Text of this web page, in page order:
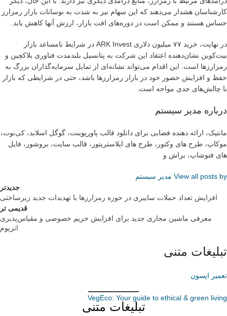
کارشناسان هشدار می‌دهند که این سهام نیز به شدت به نوسانات بازار رمزارز
حساس هستند و ممکن است در دوره‌های افت بازار، ارزش آنها کاهش یابد.
در نهایت، خرید ۷۷ میلیون دلاری ARK Invest در شرایط نامساعد بازار
بیت‌کوین نشان‌دهنده اعتقاد این شرکت به پتانسیل بلندمدت فناوری بلاکچین و
رمزارزها است. این اقدام می‌تواند نشانه‌ای از تمایل سرمایه‌گذاران بزرگ به
حفظ و افزایش حضور خود در بازار رمزارزها باشد، حتی در شرایطی که بازار
با چالش‌های جدی مواجه است.
درباره مدیر سیستم
مانتیک، ارائه دهنده فضایی برای دانلود قالب پاورپوینت، گوگل اسلاید، کی‌نوت،
موکاپ، طرح های وکتور، طرح های ایلاستریتور، قالب سایت، بروشور، فایل
های فتوشاپ، براش و
View all posts by مدیر سیستم
جدیدتر
افزایش تعداد حملات سایبری در حوزه رمزارزها با تهدیدات جدید زیرساختی
قدیمی تر
معرفی ماشین مجازی جدید برای افزایش حریم خصوصی و مقیاس‌پذیری
اتریوم
تبلیغات متنی
تعمیر اپسون
VegEco: Your guide to ethical & green living
تبلیغات متنی